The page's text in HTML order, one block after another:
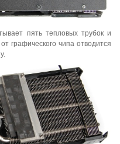
пять тепловых трубок и
графического чипа отводится